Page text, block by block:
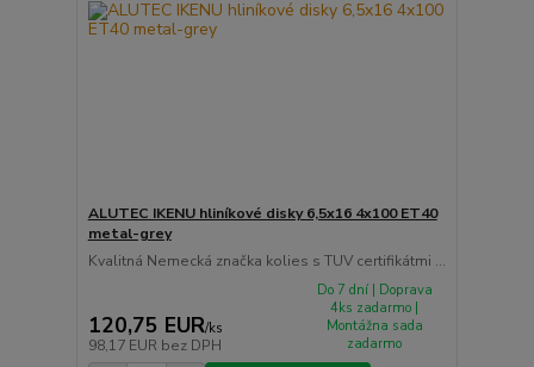
ALUTEC IKENU hliníkové disky 6,5x16 4x100 ET40
metal-grey
Kvalitná Nemecká značka kolies s TUV certifikátmi ...
120,75 EUR/ks
98,17 EUR bez DPH
Do 7 dní | Doprava
4ks zadarmo |
Montážna sada
zadarmo